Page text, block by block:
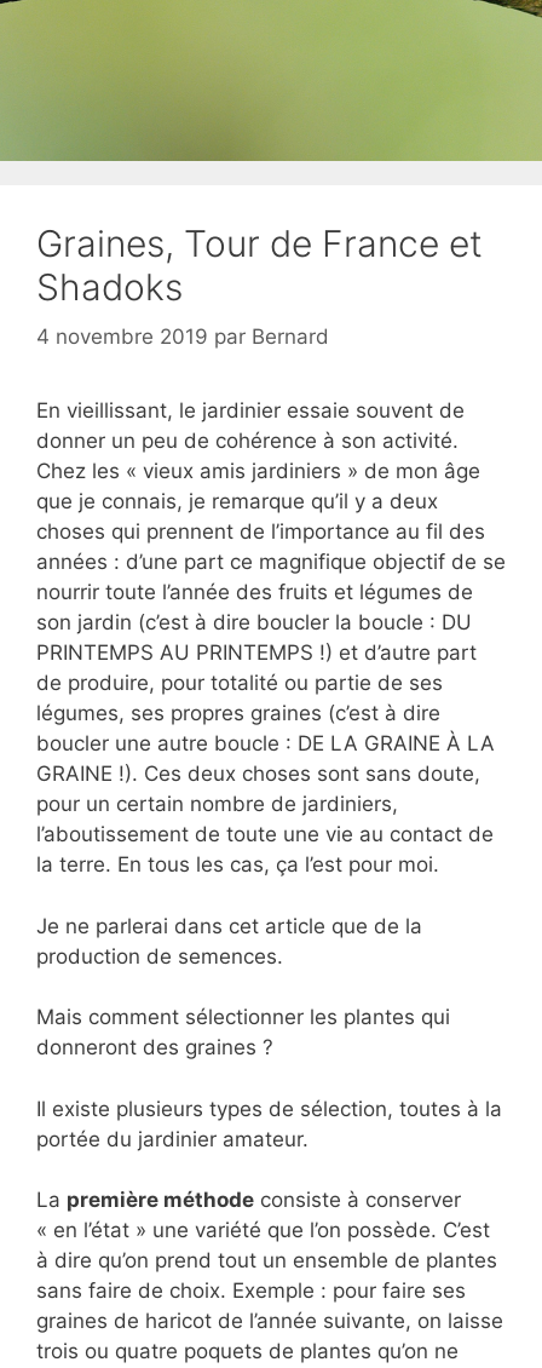
Graines, Tour de France et
Shadoks
4 novembre 2019 par Bernard
En vieillissant, le jardinier essaie souvent de
donner un peu de cohérence à son activité.
Chez les « vieux amis jardiniers » de mon âge
que je connais, je remarque qu’il y a deux
choses qui prennent de l’importance au fil des
années : d’une part ce magnifique objectif de se
nourrir toute l’année des fruits et légumes de
son jardin (c’est à dire boucler la boucle : DU
PRINTEMPS AU PRINTEMPS !) et d’autre part
de produire, pour totalité ou partie de ses
légumes, ses propres graines (c’est à dire
boucler une autre boucle : DE LA GRAINE À LA
GRAINE !). Ces deux choses sont sans doute,
pour un certain nombre de jardiniers,
l’aboutissement de toute une vie au contact de
la terre. En tous les cas, ça l’est pour moi.
Je ne parlerai dans cet article que de la
production de semences.
Mais comment sélectionner les plantes qui
donneront des graines ?
Il existe plusieurs types de sélection, toutes à la
portée du jardinier amateur.
La première méthode consiste à conserver
« en l’état » une variété que l’on possède. C’est
à dire qu’on prend tout un ensemble de plantes
sans faire de choix. Exemple : pour faire ses
graines de haricot de l’année suivante, on laisse
trois ou quatre poquets de plantes qu’on ne